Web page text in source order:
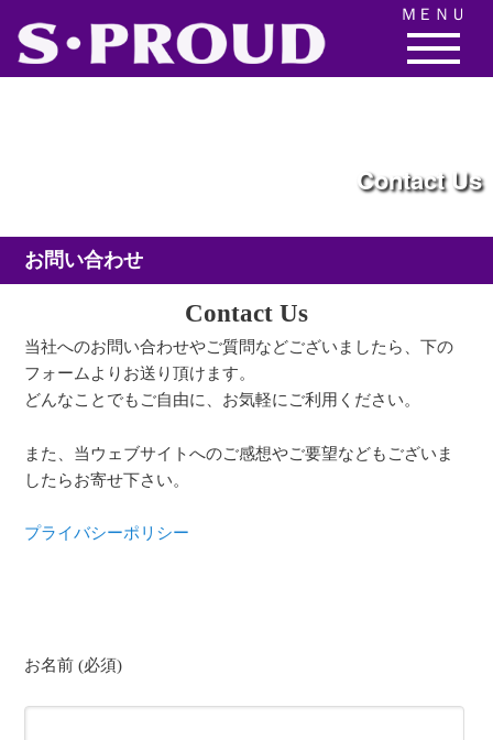
Contact Us
お問い合わせ
Contact Us
当社へのお問い合わせやご質問などございましたら、下の
フォームよりお送り頂けます。
どんなことでもご自由に、お気軽にご利用ください。
また、当ウェブサイトへのご感想やご要望などもございま
したらお寄せ下さい。
プライバシーポリシー
お名前 (必須)
ＭＥＮＵ